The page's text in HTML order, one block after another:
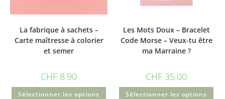
La fabrique à sachets –
Carte maîtresse à colorier
et semer
CHF 8.90
Sélectionner les options
Les Mots Doux – Bracelet
Code Morse – Veux-tu être
ma Marraine ?
CHF 35.00
Sélectionner les options